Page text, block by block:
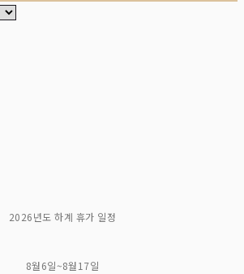
2026년도 하계 휴가 일정
8월6일~8월17일